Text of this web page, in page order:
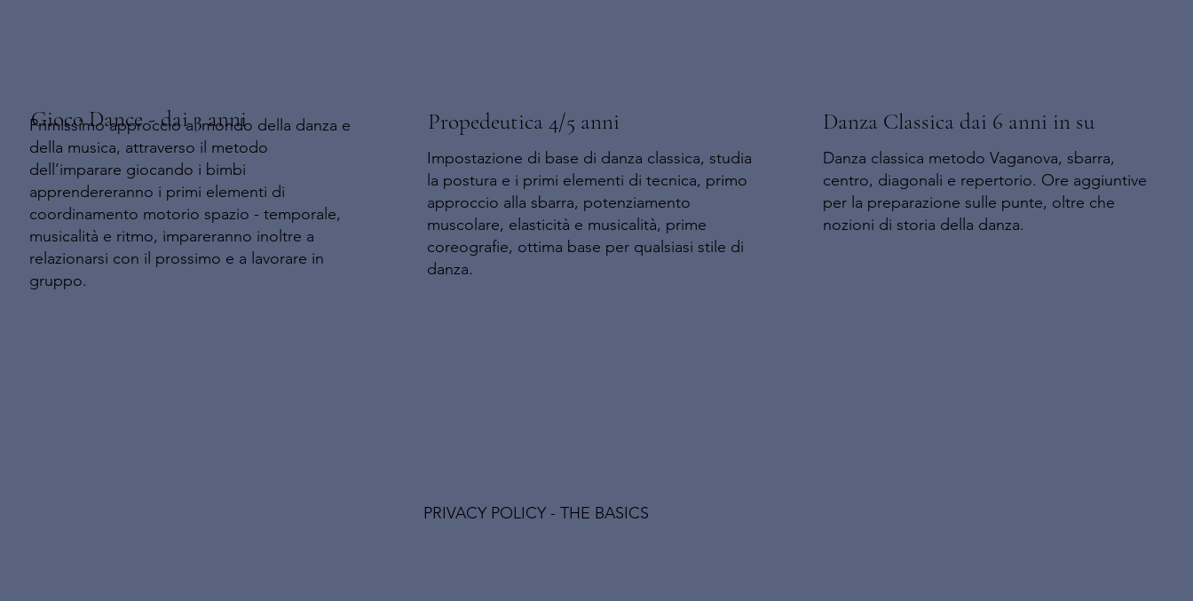
Primissimo approccio al mondo della danza e
della musica, attraverso il metodo
dell’imparare giocando i bimbi
apprendereranno i primi elementi di
coordinamento motorio spazio - temporale,
musicalità e ritmo, impareranno inoltre a
relazionarsi con il prossimo e a lavorare in
gruppo.
Gioco Dance - dai 3 anni
Impostazione di base di danza classica, studia
la postura e i primi elementi di tecnica, primo
approccio alla sbarra, potenziamento
muscolare, elasticità e musicalità, prime
coreografie, ottima base per qualsiasi stile di
danza.
Propedeutica 4/5 anni Danza Classica dai 6 anni in su
Danza classica metodo Vaganova, sbarra,
centro, diagonali e repertorio. Ore aggiuntive
per la preparazione sulle punte, oltre che
nozioni di storia della danza.
PRIVACY POLICY - THE BASICS